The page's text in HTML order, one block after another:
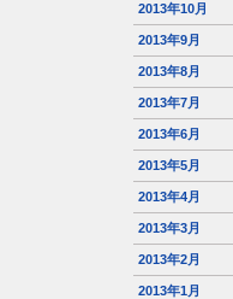
2013年10月
2013年9月
2013年8月
2013年7月
2013年6月
2013年5月
2013年4月
2013年3月
2013年2月
2013年1月